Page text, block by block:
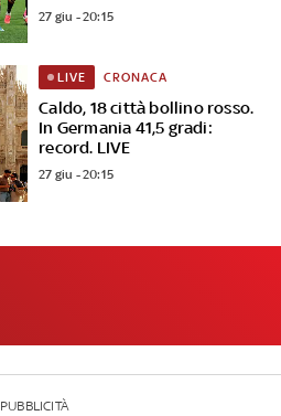
27 giu - 20:15
Caldo, 18 città bollino rosso.
In Germania 41,5 gradi:
record. LIVE
LIVE CRONACA
27 giu - 20:15
PUBBLICITÀ